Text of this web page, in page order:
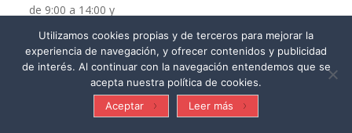
de 9:00 a 14:00 y
de 16:00 a 19:00
© REYTONER 2015 –Términos y condiciones
Utilizamos cookies propias y de terceros para mejorar la
experiencia de navegación, y ofrecer contenidos y publicidad
de interés. Al continuar con la navegación entendemos que se
acepta nuestra política de cookies.
Aceptar
Leer más